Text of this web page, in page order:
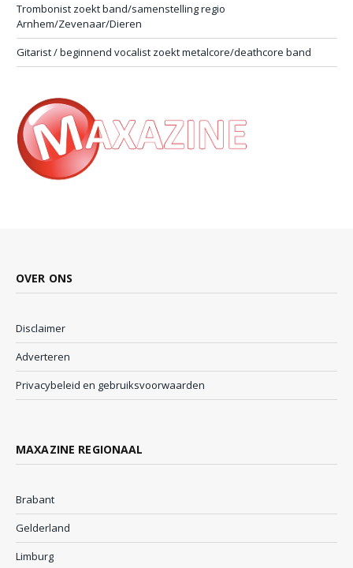
Trombonist zoekt band/samenstelling regio
Arnhem/Zevenaar/Dieren
Gitarist / beginnend vocalist zoekt metalcore/deathcore band
OVER ONS
Disclaimer
Adverteren
Privacybeleid en gebruiksvoorwaarden
MAXAZINE REGIONAAL
Brabant
Gelderland
Limburg